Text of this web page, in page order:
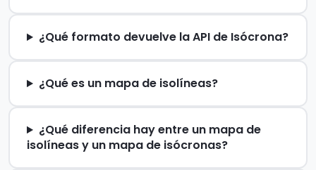
¿Qué formato devuelve la API de Isócrona?
¿Qué es un mapa de isolíneas?
¿Qué diferencia hay entre un mapa de
isolíneas y un mapa de isócronas?